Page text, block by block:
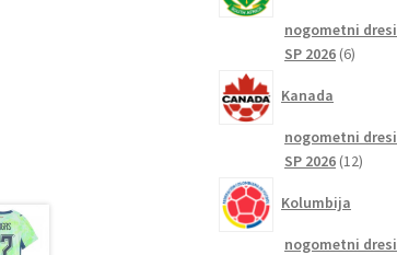
nogometni dresi
SP 2026 66
Kanada
nogometni dresi
SP 2026 1212
Kolumbija
nogometni dresi